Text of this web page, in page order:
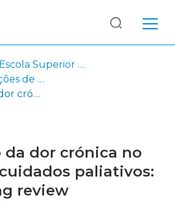
ESEP - Escola Superior de Enfermagem - Universidade do Porto
ESEP - Dissertações de Mestrado
Autogestão da dor crónica no doente em cuidados paliativos: Uma scoping review
dor crónica no
paliativos:
review